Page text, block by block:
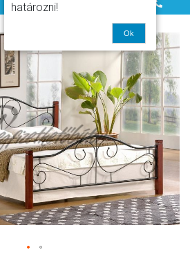
határozni!
Ok